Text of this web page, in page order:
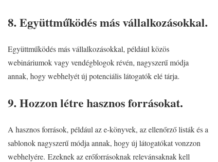
8. Együttműködés más vállalkozásokkal.
Együttműködés más vállalkozásokkal, például közös
webináriumok vagy vendégblogok révén, nagyszerű módja
annak, hogy webhelyét új potenciális látogatók elé tárja.
9. Hozzon létre hasznos forrásokat.
A hasznos források, például az e-könyvek, az ellenőrző listák és a
sablonok nagyszerű módja annak, hogy új látogatókat vonzzon
webhelyére. Ezeknek az erőforrásoknak relevánsaknak kell